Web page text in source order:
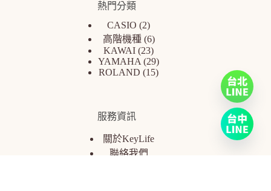
熱門分類
CASIO
2
高階機種 6
KAWAI 23
YAMAHA
29
ROLAND
15
服務資訊
關於KeyLife
聯絡我們